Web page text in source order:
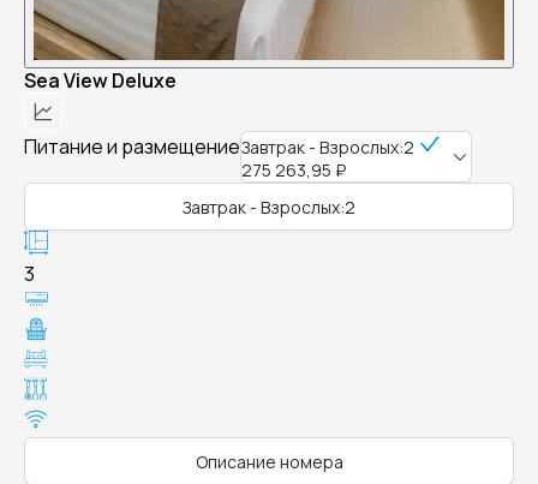
Sea View Deluxe
Питание и размещениеЗавтрак - Взрослых:2
275 263,95 ₽
Завтрак - Взрослых:2
3
Описание номера